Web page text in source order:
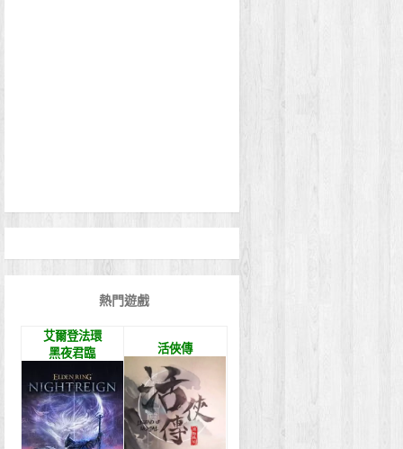
熱門遊戲
艾爾登法環
黑夜君臨
活俠傳